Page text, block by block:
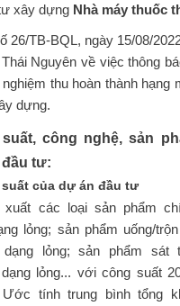
xây dựng Nhà máy thuốc
26/TB-BQL, ngày 15/08/
Nguyên về việc thông
thu hoàn thành hạng
dựng.
suất, công nghệ, sản
tư:
suất của dự án đầu tư
các loại sản phẩm
lỏng; sản phẩm uống/
dạng lỏng; sản phẩm sát
lỏng... với công suất
Ước tính trung bình tổng